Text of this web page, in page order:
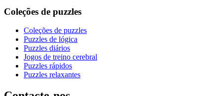
Coleções de puzzles
Coleções de puzzles
Puzzles de lógica
Puzzles diários
Jogos de treino cerebral
Puzzles rápidos
Puzzles relaxantes